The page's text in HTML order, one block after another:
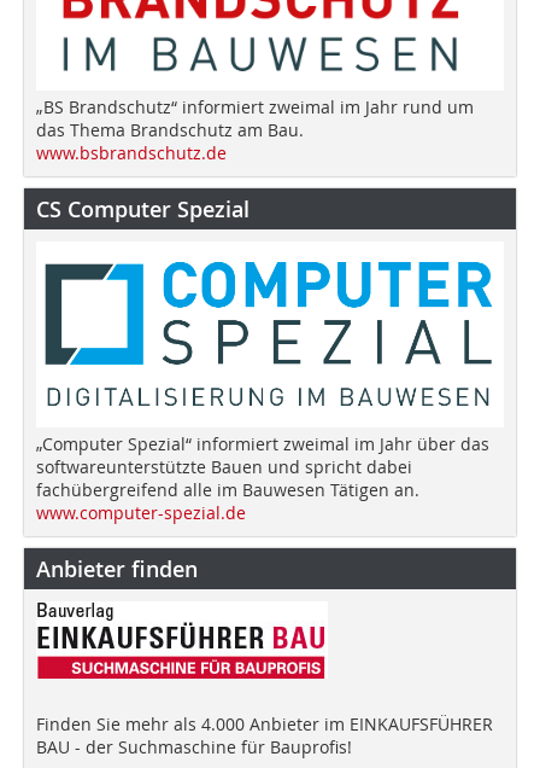
„BS Brandschutz“ informiert zweimal im Jahr rund um
das Thema Brandschutz am Bau.
www.bsbrandschutz.de
CS Computer Spezial
„Computer Spezial“ informiert zweimal im Jahr über das
softwareunterstützte Bauen und spricht dabei
fachübergreifend alle im Bauwesen Tätigen an.
www.computer-spezial.de
Anbieter finden
Finden Sie mehr als 4.000 Anbieter im EINKAUFSFÜHRER
BAU - der Suchmaschine für Bauprofis!